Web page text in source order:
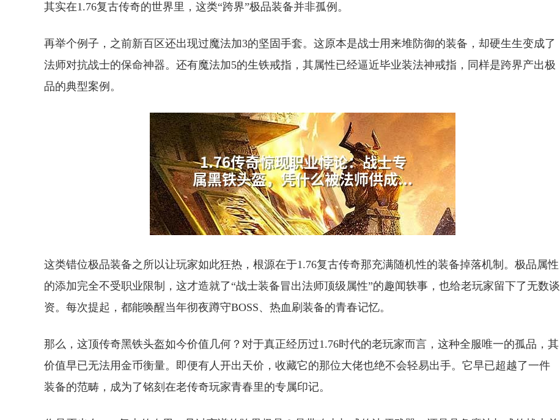
其实在1.76复古传奇的世界里，这类“跨界”极品装备并非孤例。
再举个例子，之前新百区还出现过魔法加3的坚固手套。这原本是战士用来堆防御的装备，却硬生生变成了
法师对抗战士的保命神器。还有魔法加5的生铁戒指，其属性已经逼近毕业装法神戒指，同样是跨界产出极
品的典型案例。
这类错位极品装备之所以让玩家如此狂热，根源在于1.76复古传奇那充满随机性的装备掉落机制。极品属性
的添加完全不受职业限制，这才造就了“战士装备冒出法师顶级属性”的趣闻轶事，也给老玩家留下了无数谈
资。每次提起，都能唤醒当年彻夜蹲守BOSS、热血刷装备的青春记忆。
那么，这顶传奇黑铁头盔如今价值几何？对于真正经历过1.76时代的老玩家而言，这种全服唯一的孤品，其
价值早已无法用金币衡量。即便有人开出天价，收藏它的那位大佬也绝不会轻易出手。它早已超越了一件
装备的范畴，成为了铭刻在老传奇玩家青春里的专属印记。